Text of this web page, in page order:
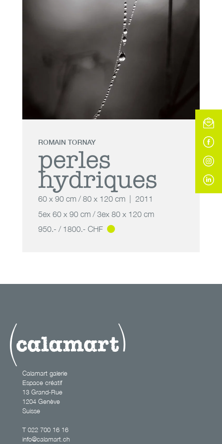
ROMAIN TORNAY
perles
hydriques
60 x 90 cm / 80 x 120 cm
2011
5ex 60 x 90 cm / 3ex 80 x 120 cm
950.- / 1800.- CHF
perles hydriques
Calamart galerie
Espace créatif
13 Grand-Rue
1204 Genève
Suisse
T 022 700 16 16
info@calamart.ch